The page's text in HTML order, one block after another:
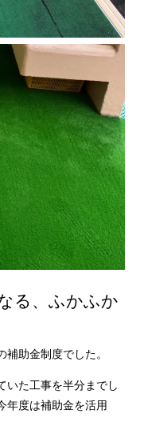
る、ふかふか
助金制度でした。
いた工事を半分までし
年度は補助金を活用